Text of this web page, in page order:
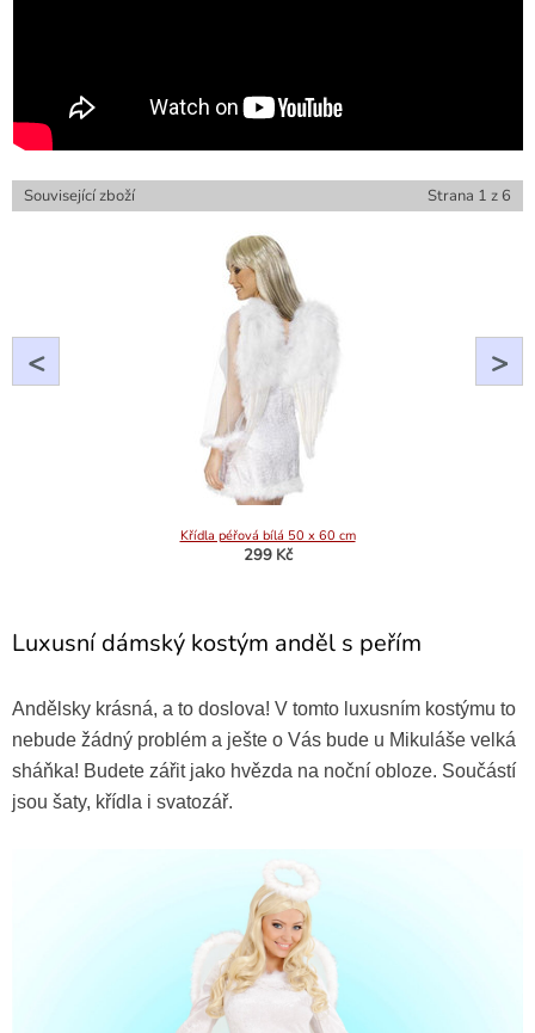
Související zboží Strana 1 z 6
<
Křídla péřová bílá 50 x 60 cm
299 Kč
Paruka anděl bílá
259 Kč
>
Luxusní dámský kostým anděl s peřím
Andělsky krásná, a to doslova! V tomto luxusním kostýmu to
nebude žádný problém a ješte o Vás bude u Mikuláše velká
sháňka! Budete zářit jako hvězda na noční obloze. Součástí
jsou šaty, křídla i svatozář.